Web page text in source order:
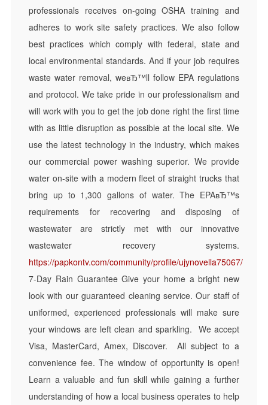
professionals receives on-going OSHA training and
adheres to work site safety practices. We also follow
best practices which comply with federal, state and
local environmental standards. And if your job requires
waste water removal, weвЂ™ll follow EPA regulations
and protocol. We take pride in our professionalism and
will work with you to get the job done right the first time
with as little disruption as possible at the local site. We
use the latest technology in the industry, which makes
our commercial power washing superior. We provide
water on-site with a modern fleet of straight trucks that
bring up to 1,300 gallons of water. The EPAвЂ™s
requirements for recovering and disposing of
wastewater are strictly met with our innovative
wastewater recovery systems.
https://papkontv.com/community/profile/ujynovella75067/
7-Day Rain Guarantee Give your home a bright new
look with our guaranteed cleaning service. Our staff of
uniformed, experienced professionals will make sure
your windows are left clean and sparkling. We accept
Visa, MasterCard, Amex, Discover. All subject to a
convenience fee. The window of opportunity is open!
Learn a valuable and fun skill while gaining a further
understanding of how a local business operates to help